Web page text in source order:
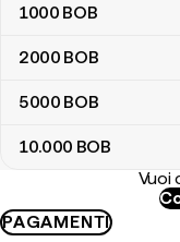
1000 BOB
2000 BOB
5000 BOB
10.000 BOB
Vuoi
PAGAMENTI